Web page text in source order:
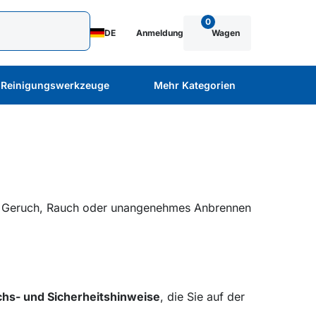
DE Anmeldung
0
Wagen
Reinigungswerkzeuge Mehr Kategorien
Rauch oder unangenehmes Anbrennen
und Sicherheitshinweise, die Sie auf der